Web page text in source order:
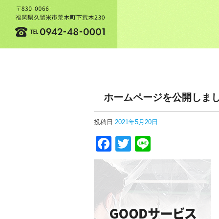
ホームページを公開しま
投稿日 2021年5月20日
Facebook
Twitter